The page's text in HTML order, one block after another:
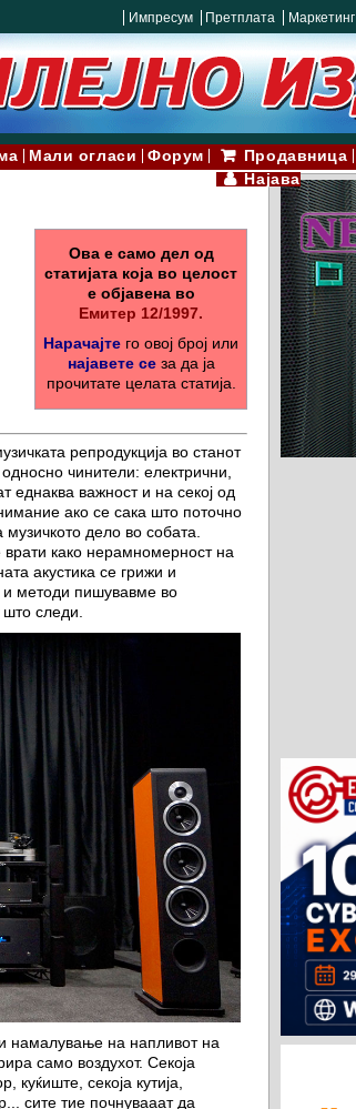
Импресум Претплата Маркетинг
Мали огласи Форум Продавница
Најава
Ова е само дел од
статијата која во целост
е објавена во
Емитер 12/1997.
Нарачајте го овој број или
најавете сеза да ја
прочитате целата статија.
репродукција во станот
чинители: електрични,
еднаква важност и на секој од
ако се сака што поточно
дело во собата.
како нерамномерност на
акустика се грижи и
и методи пишувавме во
што следи.
намалување на напливот на
само воздухот. Секоја
куќиште, секоја кутија,
сите тие почнувааат да